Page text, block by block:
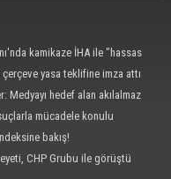
kamikaze İHA ile "hassas
yasa teklifine imza attı
Medyayı hedef alan akılalmaz
mücadele konulu
bakış!
CHP Grubu ile görüştü